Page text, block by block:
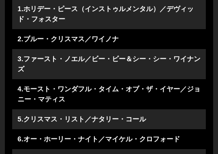
1.ホリデー・ピース（インストゥルメンタル）／デヴィッ
ド・フォスター
2.ブルー・クリスマス／ワイノナ
3.ファースト・ノエル／ビー・ビー＆シー・シー・ワイナン
ズ
4.モースト・ワンダフル・タイム・オブ・ザ・イヤー／ジョ
ニー・マティス
5.クリスマス・リスト／ナタリー・コール
6.オー・ホーリー・ナイト／マイケル・クロフォード